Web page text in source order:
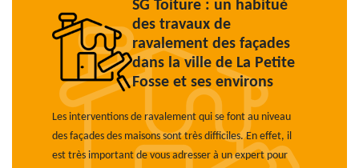
SG Toiture : un habitué
des travaux de
ravalement des façades
dans la ville de La Petite
Fosse et ses environs
Les interventions de ravalement qui se font au niveau
des façades des maisons sont très difficiles. En effet, il
est très important de vous adresser à un expert pour